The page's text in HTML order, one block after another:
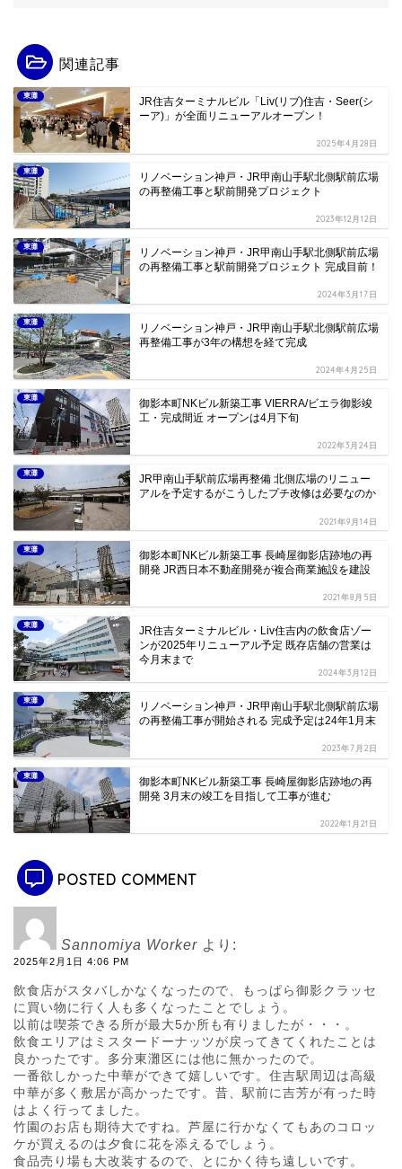
関連記事
東灘
JR住吉ターミナルビル「Liv(リブ)住吉・Seer(シ
ーア)」が全面リニューアルオープン！
2025年4月28日
東灘
リノベーション神戸・JR甲南山手駅北側駅前広場
の再整備工事と駅前開発プロジェクト
2023年12月12日
東灘
リノベーション神戸・JR甲南山手駅北側駅前広場
の再整備工事と駅前開発プロジェクト 完成目前！
2024年3月17日
東灘
リノベーション神戸・JR甲南山手駅北側駅前広場
再整備工事が3年の構想を経て完成
2024年4月25日
東灘
御影本町NKビル新築工事 VIERRA/ビエラ御影竣
工・完成間近 オープンは4月下旬
2022年3月24日
東灘
JR甲南山手駅前広場再整備 北側広場のリニュー
アルを予定するがこうしたプチ改修は必要なのか
2021年9月14日
東灘
御影本町NKビル新築工事 長崎屋御影店跡地の再
開発 JR西日本不動産開発が複合商業施設を建設
2021年8月5日
東灘
JR住吉ターミナルビル・Liv住吉内の飲食店ゾー
ンが2025年リニューアル予定 既存店舗の営業は
今月末まで
2024年3月12日
東灘
リノベーション神戸・JR甲南山手駅北側駅前広場
の再整備工事が開始される 完成予定は24年1月末
2023年7月2日
東灘
御影本町NKビル新築工事 長崎屋御影店跡地の再
開発 3月末の竣工を目指して工事が進む
2022年1月21日
POSTED COMMENT
Sannomiya Worker より:
2025年2月1日 4:06 PM
飲食店がスタバしかなくなったので、もっぱら御影クラッセ
に買い物に行く人も多くなったことでしょう。
以前は喫茶できる所が最大5か所も有りましたが・・・。
飲食エリアはミスタードーナッツが戻ってきてくれたことは
良かったです。多分東灘区には他に無かったので。
一番欲しかった中華ができて嬉しいです。住吉駅周辺は高級
中華が多く敷居が高かったです。昔、駅前に吉芳が有った時
はよく行ってました。
竹園のお店も期待大ですね。芦屋に行かなくてもあのコロッ
ケが買えるのは夕食に花を添えるでしょう。
食品売り場も大改装するので、とにかく待ち遠しいです。